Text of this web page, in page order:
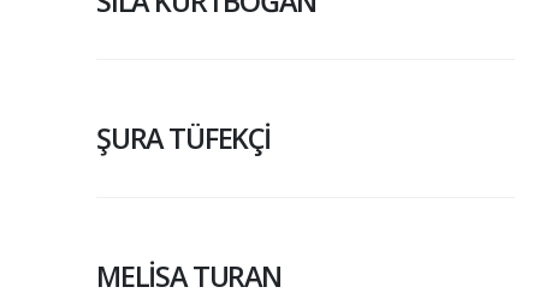
ŞURA TÜFEKÇİ
MELİSA TURAN